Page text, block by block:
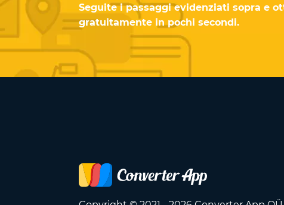
Seguite i passaggi evidenziati sopra e
gratuitamente in pochi secondi.